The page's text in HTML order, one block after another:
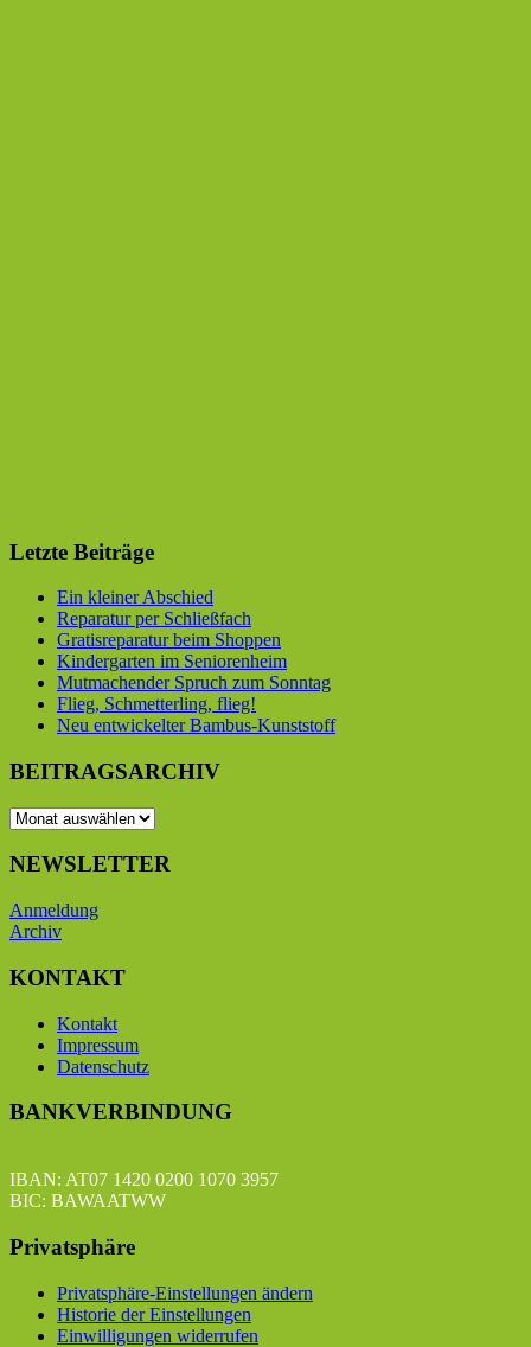
Letzte Beiträge
Ein kleiner Abschied
Reparatur per Schließfach
Gratisreparatur beim Shoppen
Kindergarten im Seniorenheim
Mutmachender Spruch zum Sonntag
Flieg, Schmetterling, flieg!
Neu entwickelter Bambus-Kunststoff
BEITRAGSARCHIV
BEITRAGSARCHIV
NEWSLETTER
Anmeldung
Archiv
KONTAKT
Kontakt
Impressum
Datenschutz
BANKVERBINDUNG
IBAN: AT07 1420 0200 1070 3957
BIC: BAWAATWW
Privatsphäre
Privatsphäre-Einstellungen ändern
Historie der Einstellungen
Einwilligungen widerrufen